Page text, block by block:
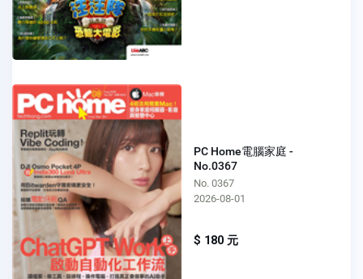
PC Home電腦家庭 -
No.0367
No. 0367
2026-08-01
$ 180 元